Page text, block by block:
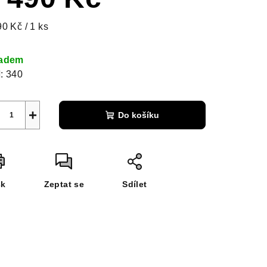
Kč / 1 ks
340
+ Do košíku
Zeptat se Sdílet